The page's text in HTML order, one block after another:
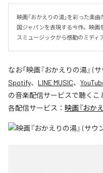
映画「おかえりの湯」を彩った楽
国ジャパンを表現する今作。映画
スミュージックから感動のミディ
なお「映画『おかえりの湯』 (
Spotify、 LINE MUSIC、
の音楽配信サービスで聴くこ
各配信サービス： 映画『おか